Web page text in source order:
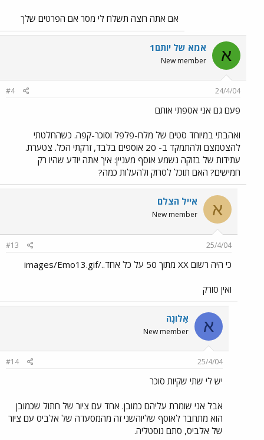
אם אתה רוצה תשלח לי מסר אם הפרטים שלך
א אמא של יותם1
New member
24/4/04
#4
פעם גם אני אספתי אותם
ואהבתי במיוחד סטים של מלח-פלפל וסוכר-קפה. כשהחלטתי
להצטמצם ולהתמקד ב- 20 אוספים בלבד, זרקתי הכל. צטערת.
עתידות של בזוקה נשמע אוסף מעניין: איך אתה יודע שהיו רק
חמישים? האם תוכל לסרוק ולהעלות כמה?
א אייל הצלם
New member
25/4/04
#13
כי היה רשום XX מתוך 50 על כל אחד../images/Emo13.gif
ואין סורק
א אָלוֹנָה
New member
25/4/04
#14
יש לי שתי שקיות סוכר
אבל אני שומרת עליהם כמובן. אחד עם ציור של חתול שכמובן
הוא מתחבר לאוסף שליוהשני זה מהמסעדה של אלביס עם ציור
של אלביס, סתם נוסטליה.